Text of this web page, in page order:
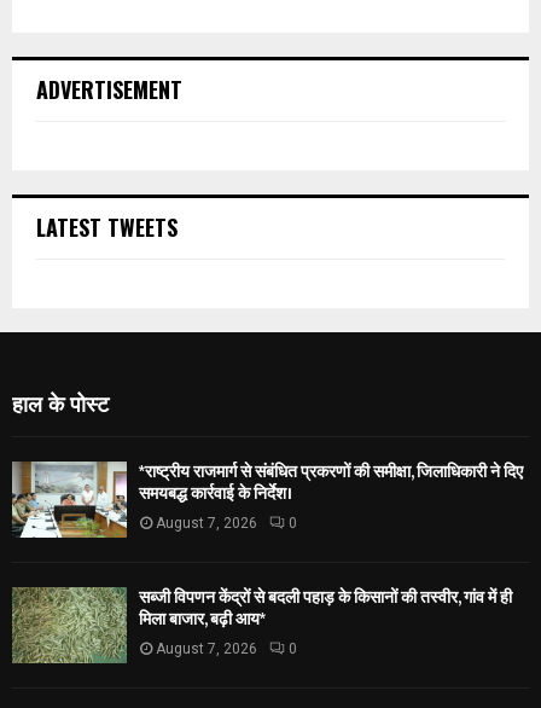
ADVERTISEMENT
LATEST TWEETS
हाल के पोस्ट
*राष्ट्रीय राजमार्ग से संबंधित प्रकरणों की समीक्षा, जिलाधिकारी ने दिए
समयबद्ध कार्रवाई के निर्देश।
August 7, 2026 0
सब्जी विपणन केंद्रों से बदली पहाड़ के किसानों की तस्वीर, गांव में ही
मिला बाजार, बढ़ी आय*
August 7, 2026 0